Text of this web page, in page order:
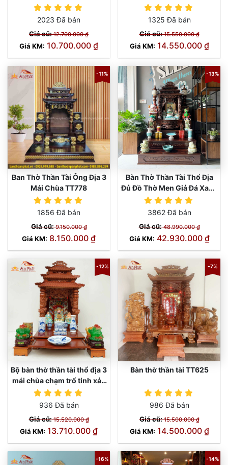
2023 Đã bán
Giá cũ:12.700.000 ₫
Giá KM: 10.700.000 ₫
1325 Đã bán
Giá cũ:15.550.000 ₫
Giá KM: 14.550.000 ₫
-11%
Ban Thờ Thần Tài Ông Địa 3
Mái Chùa TT778
1856 Đã bán
Giá cũ:9.150.000 ₫
Giá KM: 8.150.000 ₫
-13%
Bàn Thờ Thần Tài Thổ Địa
Đủ Đồ Thờ Men Giả Đá Xanh
Lam TT839
3862 Đã bán
Giá cũ:48.990.000 ₫
Giá KM: 42.930.000 ₫
-12%
Bộ bàn thờ thần tài thổ địa 3
mái chùa chạm trổ tinh xảo
TT640
TT640
936 Đã bán
Giá cũ:15.520.000 ₫
Giá KM: 13.710.000 ₫
-7%
Bàn thờ thần tài TT625
986 Đã bán
Giá cũ:15.500.000 ₫
Giá KM: 14.500.000 ₫
-16% -14%